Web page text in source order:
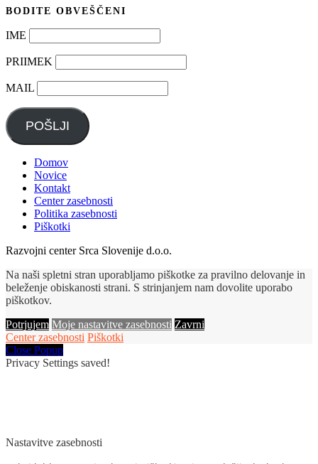
BODITE OBVEŠČENI
IME
PRIIMEK
MAIL
POŠLJI
Domov
Novice
Kontakt
Center zasebnosti
Politika zasebnosti
Piškotki
Razvojni center Srca Slovenije d.o.o.
Na naši spletni stran uporabljamo piškotke za pravilno delovanje in
beleženje obiskanosti strani. S strinjanjem nam dovolite uporabo
piškotkov.
Potrjujem Moje nastavitve zasebnosti Zavrni
Center zasebnosti Piškotki
Close Popup
Privacy Settings saved!
Nastavitve zasebnosti